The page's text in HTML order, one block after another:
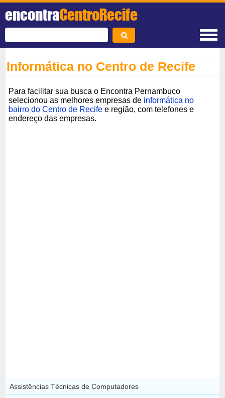
encontraCentroRecife
Informática no Centro de Recife
Para facilitar sua busca o Encontra Pernambuco
selecionou as melhores empresas de informática no
bairro do Centro de Recife e região, com telefones e
endereço das empresas.
Assistências Técnicas de Computadores